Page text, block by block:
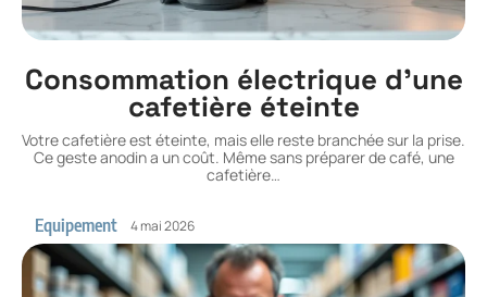
Consommation électrique d’une
cafetière éteinte
Votre cafetière est éteinte, mais elle reste branchée sur la prise.
Ce geste anodin a un coût. Même sans préparer de café, une
cafetière…
Equipement 4 mai 2026